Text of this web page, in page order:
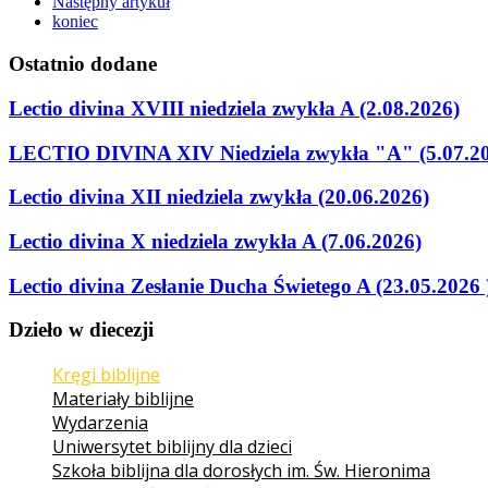
koniec
Ostatnio dodane
Lectio divina XVIII niedziela zwykła A (2.08.2026)
LECTIO DIVINA XIV Niedziela zwykła "A"
Lectio divina XII niedziela zwykła (20.06.2026)
Lectio divina X niedziela zwykła A (7.06.2026)
Lectio divina Zesłanie Ducha Świetego A (23.05.2026
Dzieło w diecezji
Kręgi biblijne
Materiały biblijne
Wydarzenia
Uniwersytet biblijny dla dzieci
Szkoła biblijna dla dorosłych im. Św. Hieronima